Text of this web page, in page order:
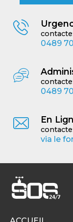
0489
0489
En
via le